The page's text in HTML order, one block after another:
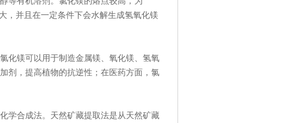
，并且在一定条件下会水解生成氢氧化镁
化镁可以用于制造金属镁、氧化镁、氢氧
剂，提高植物的抗逆性；在医药方面，氯
学合成法。天然矿藏提取法是从天然矿藏